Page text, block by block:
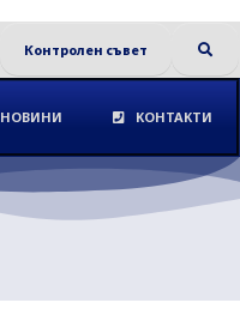
Контролен съвет
КОНТАКТИ
НОВИНИ